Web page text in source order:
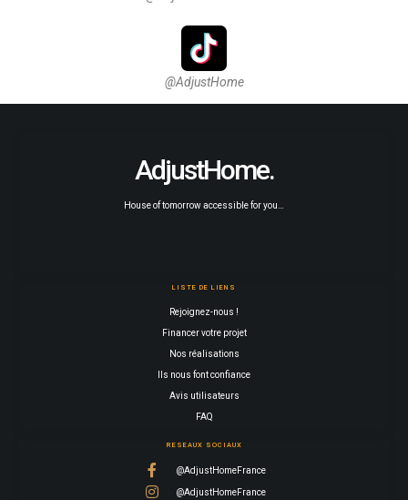
@AdjustHome
RESEAUX SOCIAUX
@AdjustHomeFrance
@AdjustHomeFrance
LISTE DE LIENS
Rejoignez-nous !
Financer votre projet
Nos réalisations
Ils nous font confiance
Avis utilisateurs
FAQ
AdjustHome.
House of tomorrow accessible for you…